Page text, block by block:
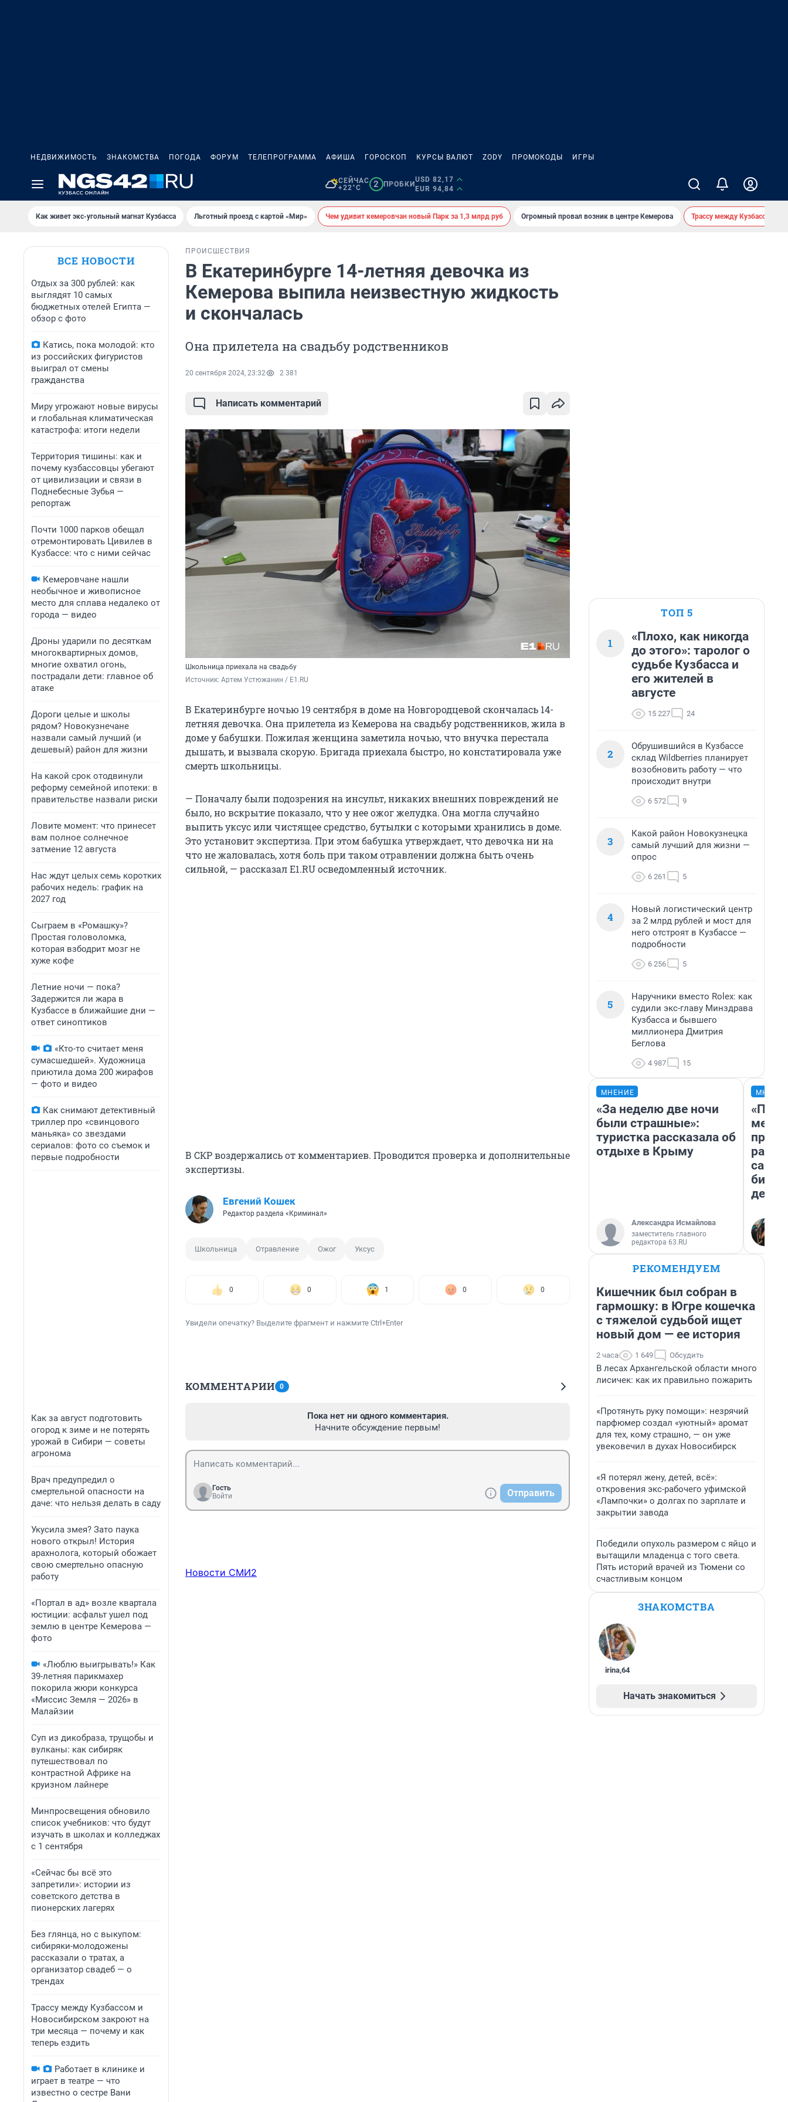
НЕДВИЖИМОСТЬ ЗНАКОМСТВА ПОГОДА ФОРУМ ТЕЛЕПРОГРАММА АФИША ГОРОСКОП КУРСЫ ВАЛЮТ ZODY ПРОМОКОДЫ ИГРЫ
СЕЙЧАС
+22°C
2 ПРОБКИ
USD 82,17
EUR 94,84
Как живет экс-угольный магнат Кузбасса Льготный проезд с картой «Мир» Чем удивит кемеровчан новый Парк за 1,3 млрд руб Огромный провал возник в центре Кемерова Трассу между Кузбассом и
ВСЕ НОВОСТИ
Отдых за 300 рублей: как
выглядят 10 самых
бюджетных отелей Египта —
обзор с фото
Катись, пока молодой: кто
из российских фигуристов
выиграл от смены
гражданства
Миру угрожают новые вирусы
и глобальная климатическая
катастрофа: итоги недели
Территория тишины: как и
почему кузбассовцы убегают
от цивилизации и связи в
Поднебесные Зубья —
репортаж
Почти 1000 парков обещал
отремонтировать Цивилев в
Кузбассе: что с ними сейчас
Кемеровчане нашли
необычное и живописное
место для сплава недалеко от
города — видео
Дроны ударили по десяткам
многоквартирных домов,
многие охватил огонь,
пострадали дети: главное об
атаке
Дороги целые и школы
рядом? Новокузнечане
назвали самый лучший (и
дешевый) район для жизни
На какой срок отодвинули
реформу семейной ипотеки: в
правительстве назвали риски
Ловите момент: что принесет
вам полное солнечное
затмение 12 августа
Нас ждут целых семь коротких
рабочих недель: график на
2027 год
Сыграем в «Ромашку»?
Простая головоломка,
которая взбодрит мозг не
хуже кофе
Летние ночи — пока?
Задержится ли жара в
Кузбассе в ближайшие дни —
ответ синоптиков
«Кто-то считает меня
сумасшедшей». Художница
приютила дома 200 жирафов
— фото и видео
Как снимают детективный
триллер про «свинцового
маньяка» со звездами
сериалов: фото со съемок и
первые подробности
Как за август подготовить
огород к зиме и не потерять
урожай в Сибири — советы
агронома
Врач предупредил о
смертельной опасности на
даче: что нельзя делать в саду
Укусила змея? Зато паука
нового открыл! История
арахнолога, который обожает
свою смертельно опасную
работу
«Портал в ад» возле квартала
юстиции: асфальт ушел под
землю в центре Кемерова —
фото
«Люблю выигрывать!» Как
39-летняя парикмахер
покорила жюри конкурса
«Миссис Земля — 2026» в
Малайзии
Суп из дикобраза, трущобы и
вулканы: как сибиряк
путешествовал по
контрастной Африке на
круизном лайнере
Минпросвещения обновило
список учебников: что будут
изучать в школах и колледжах
с 1 сентября
«Сейчас бы всё это
запретили»: истории из
советского детства в
пионерских лагерях
Без глянца, но с выкупом:
сибиряки-молодожены
рассказали о тратах, а
организатор свадеб — о
трендах
Трассу между Кузбассом и
Новосибирском закроют на
три месяца — почему и как
теперь ездить
Работает в клинике и
играет в театре — что
известно о сестре Вани
ПРОИСШЕСТВИЯ
В Екатеринбурге 14-летняя девочка из
Кемерова выпила неизвестную жидкость
и скончалась
Она прилетела на свадьбу родственников
20 сентября 2024, 23:32 2 381
Написать комментарий
Школьница приехала на свадьбу
Источник: Артем Устюжанин / E1.RU
В Екатеринбурге ночью 19 сентября в доме на Новгородцевой скончалась 14-
летняя девочка. Она прилетела из Кемерова на свадьбу родственников, жила в
доме у бабушки. Пожилая женщина заметила ночью, что внучка перестала
дышать, и вызвала скорую. Бригада приехала быстро, но констатировала уже
смерть школьницы.
— Поначалу были подозрения на инсульт, никаких внешних повреждений не
было, но вскрытие показало, что у нее ожог желудка. Она могла случайно
выпить уксус или чистящее средство, бутылки с которыми хранились в доме.
Это установит экспертиза. При этом бабушка утверждает, что девочка ни на
что не жаловалась, хотя боль при таком отравлении должна быть очень
сильной, — рассказал E1.RU осведомленный источник.
В СКР воздержались от комментариев. Проводится проверка и дополнительные
экспертизы.
Евгений Кошек
Редактор раздела «Криминал»
Школьница Отравление Ожог Уксус
0 0 1 0 0
Увидели опечатку? Выделите фрагмент и нажмите Ctrl+Enter
КОММЕНТАРИИ 0
Пока нет ни одного комментария.
Начните обсуждение первым!
Гость
Войти
Отправить
Новости СМИ2
ТОП 5
1
«Плохо, как никогда
до этого»: таролог о
судьбе Кузбасса и
его жителей в
августе
15 227 24
2
Обрушившийся в Кузбассе
склад Wildberries планирует
возобновить работу — что
происходит внутри
6 572 9
3
Какой район Новокузнецка
самый лучший для жизни —
опрос
6 261 5
4
Новый логистический центр
за 2 млрд рублей и мост для
него отстроят в Кузбассе —
подробности
6 256 5
5
Наручники вместо Rolex: как
судили экс-главу Минздрава
Кузбасса и бывшего
миллионера Дмитрия
Беглова
4 987 15
МНЕНИЕ
«За неделю две ночи
были страшные»:
туристка рассказала об
отдыхе в Крыму
Александра Исмайлова
заместитель главного
редактора 63.RU
РЕКОМЕНДУЕМ
Кишечник был собран в
гармошку: в Югре кошечка
с тяжелой судьбой ищет
новый дом — ее история
2 часа 1 649 Обсудить
В лесах Архангельской области много
лисичек: как их правильно пожарить
«Протянуть руку помощи»: незрячий
парфюмер создал «уютный» аромат
для тех, кому страшно, — он уже
увековечил в духах Новосибирск
«Я потерял жену, детей, всё»:
откровения экс-рабочего уфимской
«Лампочки» о долгах по зарплате и
закрытии завода
Победили опухоль размером с яйцо и
вытащили младенца с того света.
Пять историй врачей из Тюмени со
счастливым концом
ЗНАКОМСТВА
irina,64
Начать знакомиться